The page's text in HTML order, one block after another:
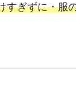
すぎずに・服